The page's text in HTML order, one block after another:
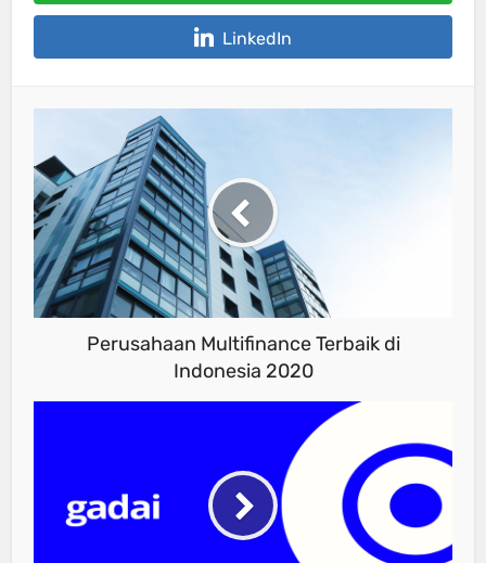
LinkedIn
Perusahaan Multifinance Terbaik di
Indonesia 2020